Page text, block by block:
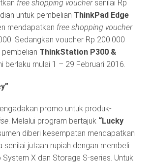
free shopping vouchersenilai Rp
untuk pembelian ThinkPad Edge
mendapatkan free shopping voucher
Sedangkan voucher Rp 200.000
pembelian ThinkStation P300 &
berlaku mulai 1 – 29 Februari 2016.
promo untuk produk-
. Melalui program bertajuk “Lucky
diberi kesempatan mendapatkan
senilai jutaan rupiah dengan membeli
X dan Storage S-series. Untuk